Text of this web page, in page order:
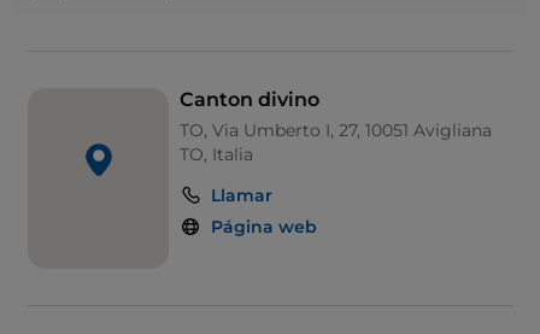
Canton divino
TO, Via Umberto I, 27, 10051 Avigliana
TO, Italia
Llamar
Página web